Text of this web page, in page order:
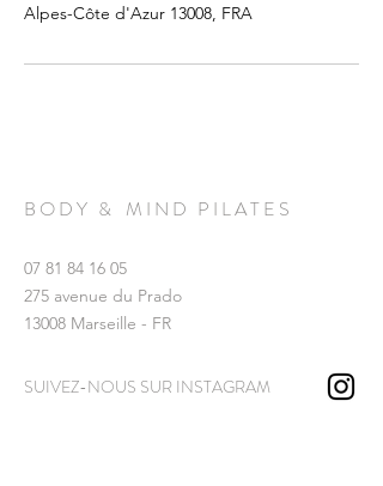
Alpes-Côte d'Azur 13008, FRA
B O D Y & M I N D P I L A T E S
07 81 84 16 05
275 avenue du Prado
13008 Marseille - FR
SUIVEZ-NOUS SUR INSTAGRAM